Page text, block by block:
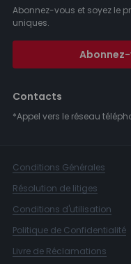
Abonnez-vous et soyez le
uniques.
Contacts
*Appel vers le réseau
Conditions Générales
Résolution de litiges
Conditions d'utilisation
Politique de Confidentialité
Livre de Réclamations